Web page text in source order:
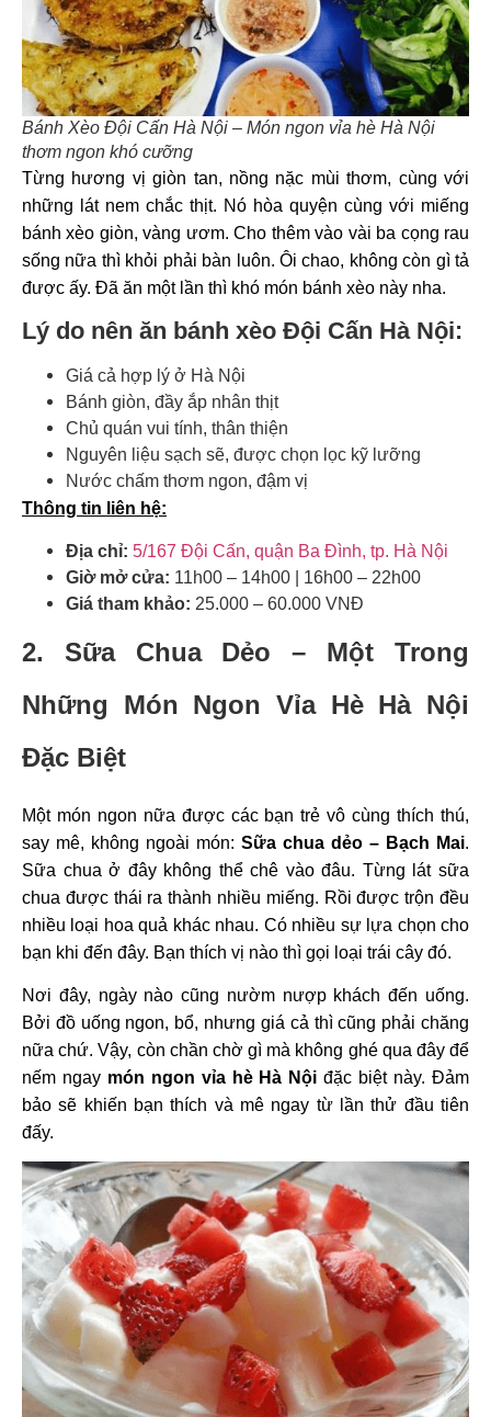
Bánh Xèo Đội Cấn Hà Nội – Món ngon vỉa hè Hà Nội
thơm ngon khó cưỡng
Từng hương vị giòn tan, nồng nặc mùi thơm, cùng với
những lát nem chắc thịt. Nó hòa quyện cùng với miếng
bánh xèo giòn, vàng ươm. Cho thêm vào vài ba cọng rau
sống nữa thì khỏi phải bàn luôn. Ôi chao, không còn gì tả
được ấy. Đã ăn một lần thì khó món bánh xèo này nha.
Lý do nên ăn bánh xèo Đội Cấn Hà Nội:
Giá cả hợp lý ở Hà Nội
Bánh giòn, đầy ắp nhân thịt
Chủ quán vui tính, thân thiện
Nguyên liệu sạch sẽ, được chọn lọc kỹ lưỡng
Nước chấm thơm ngon, đậm vị
Thông tin liên hệ:
Địa chỉ: 5/167 Đội Cấn, quận Ba Đình, tp. Hà Nội
Giờ mở cửa: 11h00 – 14h00 | 16h00 – 22h00
Giá tham khảo: 25.000 – 60.000 VNĐ
2. Sữa Chua Dẻo – Một Trong
Những Món Ngon Vỉa Hè Hà Nội
Đặc Biệt
Một món ngon nữa được các bạn trẻ vô cùng thích thú,
say mê, không ngoài món: Sữa chua dẻo – Bạch Mai.
Sữa chua ở đây không thể chê vào đâu. Từng lát sữa
chua được thái ra thành nhiều miếng. Rồi được trộn đều
nhiều loại hoa quả khác nhau. Có nhiều sự lựa chọn cho
bạn khi đến đây. Bạn thích vị nào thì gọi loại trái cây đó.
Nơi đây, ngày nào cũng nườm nượp khách đến uống.
Bởi đồ uống ngon, bổ, nhưng giá cả thì cũng phải chăng
nữa chứ. Vậy, còn chần chờ gì mà không ghé qua đây để
nếm ngaymón ngon vỉa hè Hà Nội đặc biệt này. Đảm
bảo sẽ khiến bạn thích và mê ngay từ lần thử đầu tiên
đấy.